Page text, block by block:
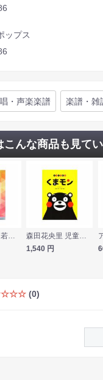
ップス
・声楽楽譜 楽譜・雑
こんな商品も見て
同声二部合唱 若松正司のやさしく歌える同声二部合唱曲集 ヤマハミュージックメディア
森田花央里 児童合唱組曲 くまモン 全音楽譜出版社
1,540 円
(0)